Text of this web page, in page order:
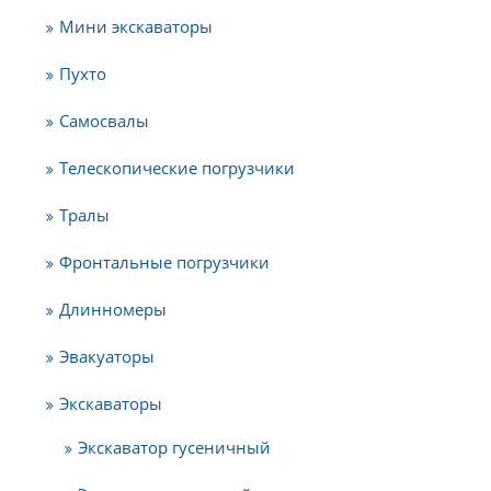
Мини экскаваторы
Пухто
Самосвалы
Телескопические погрузчики
Тралы
Фронтальные погрузчики
Длинномеры
Эвакуаторы
Экскаваторы
Экскаватор гусеничный